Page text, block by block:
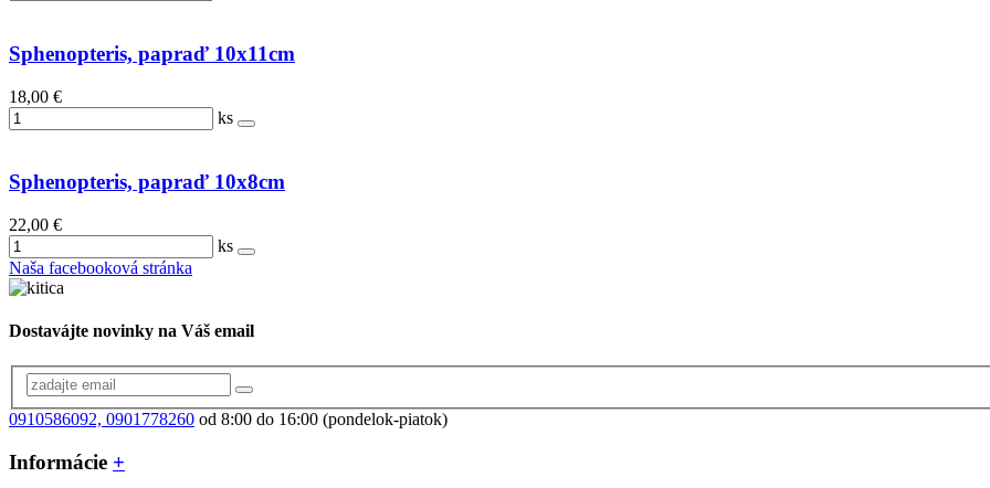
Sphenopteris, papraď 10x11cm
18,00 €
ks
Sphenopteris, papraď 10x8cm
22,00 €
ks
Naša facebooková stránka
Dostavájte novinky na Váš email
0910586092, 0901778260 od 8:00 do 16:00 (pondelok-piatok)
Informácie +